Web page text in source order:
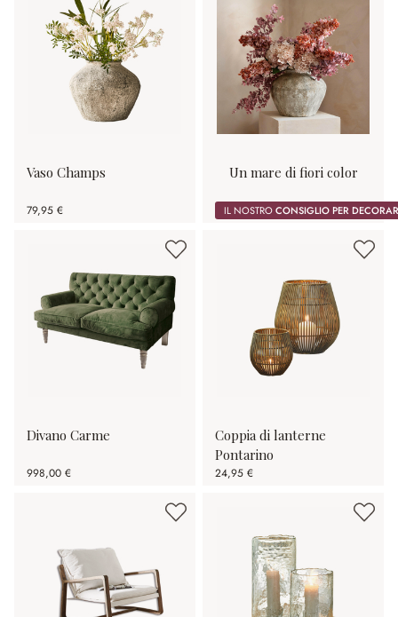
Vaso Champs
79,95 € IL NOSTROCONSIGLIO PER
Un mare di fiori color
Divano Carme
998,00 €
Coppia di lanterne
Pontarino
24,95 €